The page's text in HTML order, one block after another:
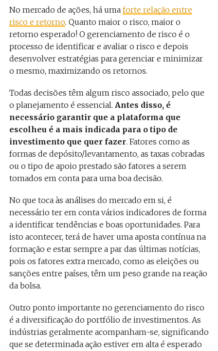
No mercado de ações, há uma forte relação entre
risco e retorno. Quanto maior o risco, maior o
retorno esperado! O gerenciamento de risco é o
processo de identificar e avaliar o risco e depois
desenvolver estratégias para gerenciar e minimizar
o mesmo, maximizando os retornos.
Todas decisões têm algum risco associado, pelo que
o planejamento é essencial. Antes disso, é
necessário garantir que a plataforma que
escolheu é a mais indicada para o tipo de
investimento que quer fazer. Fatores como as
formas de depósito/levantamento, as taxas cobradas
ou o tipo de apoio prestado são fatores a serem
tomados em conta para uma boa decisão.
No que toca às análises do mercado em si, é
necessário ter em conta vários indicadores de forma
a identificar tendências e boas oportunidades. Para
isto acontecer, terá de haver uma aposta contínua na
formação e estar sempre a par das últimas notícias,
pois os fatores extra mercado, como as eleições ou
sanções entre países, têm um peso grande na reação
da bolsa.
Outro ponto importante no gerenciamento do risco
é a diversificação do portfólio de investimentos. As
indústrias geralmente acompanham-se, significando
que se determinada ação estiver em alta é esperado